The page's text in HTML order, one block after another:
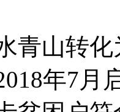
山转化
年7月